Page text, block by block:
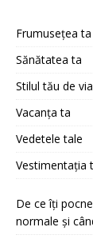
Frumusețea ta
Sănătatea ta
Stilul tău de
Vacanța ta
Vedetele tale
Vestimentația
De ce îți
normale și